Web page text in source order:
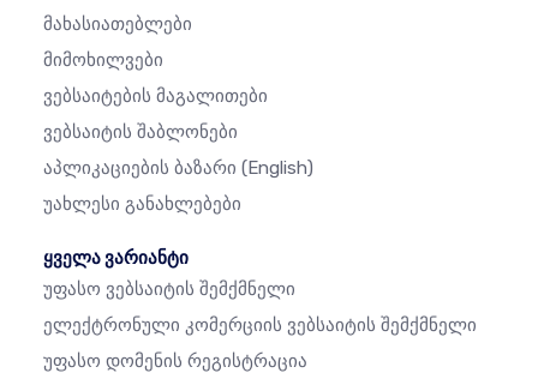
Მახასიათებლები
Მიმოხილვები
Ვებსაიტების Მაგალითები
Ვებსაიტის Შაბლონები
Აპლიკაციების Ბაზარი (English)
Უახლესი Განახლებები
ყველა ვარიანტი
Უფასო Ვებსაიტის Შემქმნელი
Ელექტრონული Კომერციის Ვებსაიტის Შემქმნელი
Უფასო Დომენის Რეგისტრაცია